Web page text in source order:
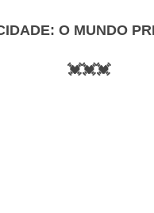
O MUNDO
💓💓💓